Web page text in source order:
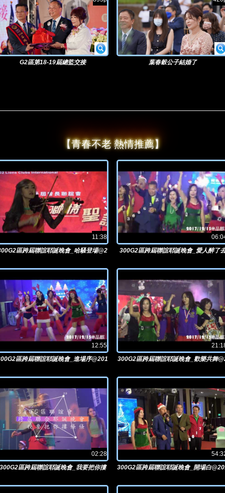
G2區第18-19屆總監交接 葉春穀公子結婚了
【青春不老 熱情推薦】
11:38
區跨屆聯誼耶誕晚會_哈騷登場@2
300G2區跨屆聯誼耶誕晚會_愛人醉了
12:55
區跨屆聯誼耶誕晚會_進場序@201
300G2區跨屆聯誼耶誕晚會_歡樂共舞
02:28
區跨屆聯誼耶誕晚會_我要把你摟
300G2區跨屆聯誼耶誕晚會_開場白